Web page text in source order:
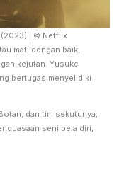
(2023) | © Netflix
mati dengan baik,
kejutan. Yusuke
bertugas menyelidiki
dan tim sekutunya,
seni bela diri,